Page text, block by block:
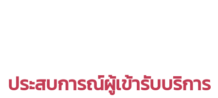
ประสบการณ์ผู้เข้ารับบริการ